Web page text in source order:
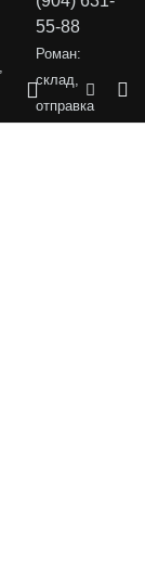
55-88
Роман:
склад,
отправка